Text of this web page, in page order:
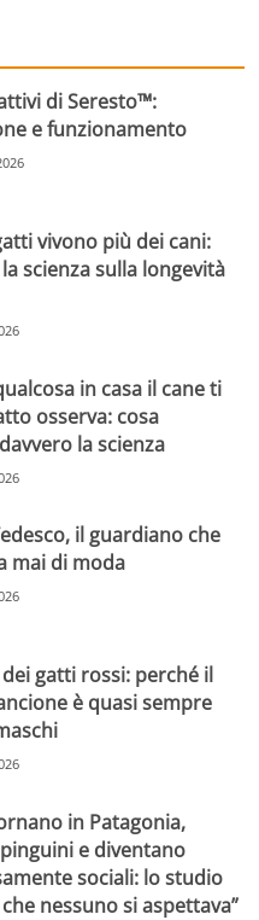
di Seresto™:
e funzionamento
vivono più dei cani:
scienza sulla longevità
in casa il cane ti
osserva: cosa
la scienza
il guardiano che
mai di moda
gatti rossi: perché il
è quasi sempre
in Patagonia,
e diventano
sociali: lo studio
nessuno si aspettava”